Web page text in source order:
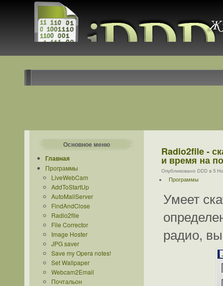
Основное меню
Главная
Программы
LiveWebCam
AddToStartUp
AutoMailServer
FindAndClose
Radio2file
File Corrector
Image Hoster
JPG saver
Save my Opera notes!
Set Wallpaper
Webcam2Email
Почтальон
Radio2file -
и время на
Опубликовано DDD в 5
Программы
Умеет
радио,